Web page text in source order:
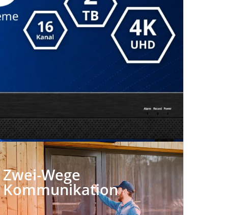
Zwei-Wege
Kommunikation